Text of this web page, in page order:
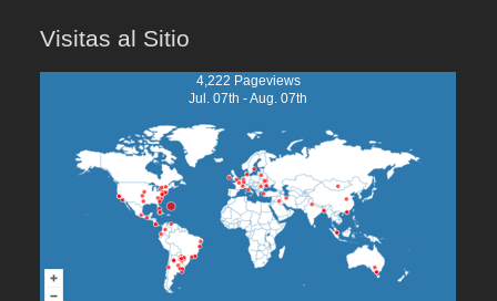
Visitas al Sitio
4,222 Pageviews
Jul. 07th - Aug. 07th